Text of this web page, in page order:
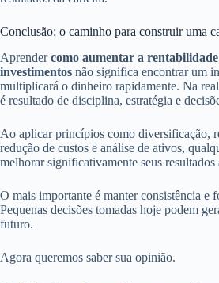
Conclusão: o caminho para construir uma
Aprendercomo aumentar a
investimentos não significa encontrar um
multiplicará o dinheiro rapidamente. Na
é resultado de disciplina, estratégia e
Ao aplicar princípios como diversificação,
redução de custos e análise de ativos,
melhorar significativamente seus
O mais importante é manter consistência e
Pequenas decisões tomadas hoje podem
futuro.
Agora queremos saber sua opinião.